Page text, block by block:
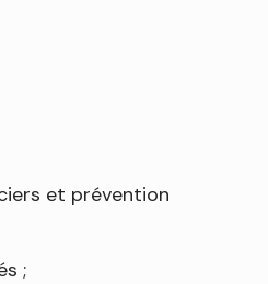
et prévention
;